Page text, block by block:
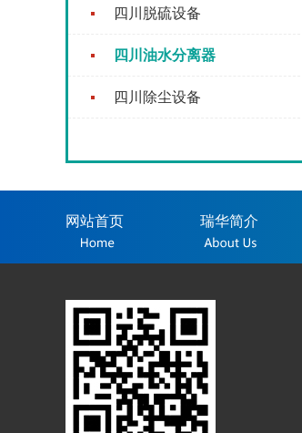
四川脱硫设备
四川油水分离器
四川除尘设备
网站首页 瑞华简介